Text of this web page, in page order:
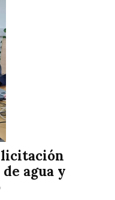
licitación
agua y